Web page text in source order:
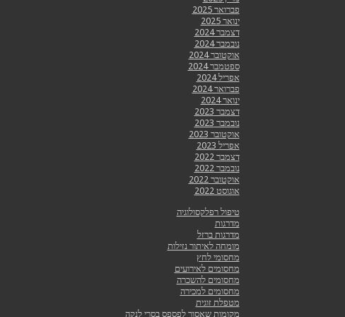
פברואר 2025
ינואר 2025
דצמבר 2024
נובמבר 2024
אוקטובר 2024
ספטמבר 2024
אפריל 2024
פברואר 2024
ינואר 2024
דצמבר 2023
נובמבר 2023
אוקטובר 2023
אפריל 2023
דצמבר 2022
נובמבר 2022
אוקטובר 2022
אוגוסט 2022
טיפול רפלקסולוגיה
מדרגות
מדרגות ברזל
מומחה לאיתור נזילות
מחסומי לחץ
מחסומים לאירועים
מחסומים להשכרה
מחסומים למכירה
מטפלת זוגית
מקומות שאסור לפספס בסרי לנקה